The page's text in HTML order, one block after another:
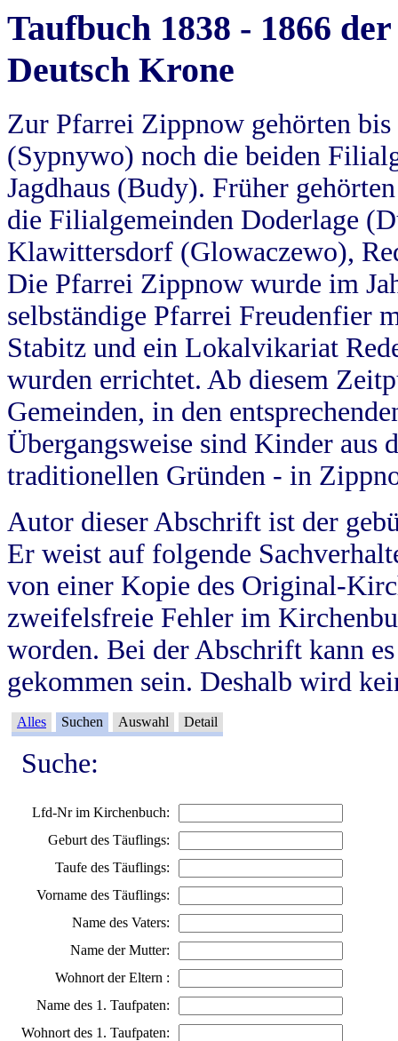
Taufbuch 1838 - 1866
Deutsch Krone
Zur Pfarrei Zippnow gehörten
(Sypnywo) noch die beiden
Jagdhaus (Budy). Früher
die Filialgemeinden Doderlage
Klawittersdorf (Glowaczewo),
Die Pfarrei Zippnow wurde im
selbständige Pfarrei Freudenfier
Stabitz und ein Lokalvikariat
wurden errichtet. Ab diesem
Gemeinden, in den
Übergangsweise sind Kinder aus
traditionellen Gründen - in
Autor dieser Abschrift ist der
Er weist auf folgende
von einer Kopie des Original-
zweifelsfreie Fehler im
worden. Bei der Abschrift kann
gekommen sein. Deshalb wird
Alles Suchen Auswahl Detail
Suche:
Lfd-Nr im Kirchenbuch:
Geburt des Täuflings:
Taufe des Täuflings:
Vorname des Täuflings:
Name des Vaters:
Name der Mutter:
Wohnort der Eltern :
Name des 1. Taufpaten:
Wohnort des 1. Taufpaten: